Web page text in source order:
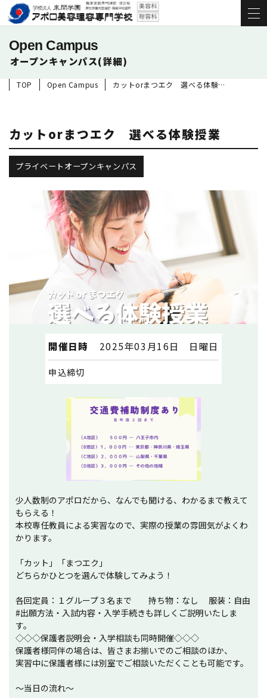
Open Campus
オープンキャンパス(詳細)
TOP Open Campus カットorまつエク 選べる体験授業
カットorまつエク 選べる体験授業
プライベートオープンキャンパス
開催日時 2025年03月16日 日曜日
申込締切
少人数制のアポロだから、なんでも聞ける、わかるまで教えて
もらえる！
本校専任教員による実習なので、実際の授業の雰囲気がよくわ
かります。
「カット」「まつエク」
どちらかひとつを選んで体験してみよう！
各回定員：１グループ３名まで 持ち物：なし 服装：自由
#出願方法・入試内容・入学手続きも詳しくご説明いたしま
す。
◇◇◇保護者説明会・入学相談も同時開催◇◇◇
保護者様同伴の場合は、皆さまお揃いでのご相談のほか、
実習中に保護者様には別室でご相談いただくことも可能です。
～当日の流れ～